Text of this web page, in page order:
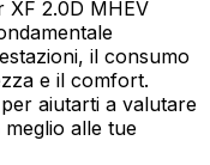
XF 2.0D MHEV
il consumo
e il comfort.
aiutarti a valutare
meglio alle tue